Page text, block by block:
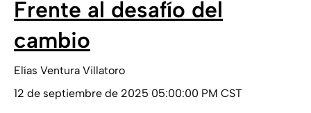
Frente al desafío del
cambio
Elías Ventura Villatoro
12 de septiembre de 2025 05:00:00 PM CST